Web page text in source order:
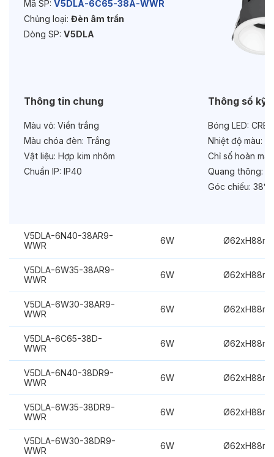
Độ bền & tùy chọn mở rộng
Chức năng:Dimmer 1-10V
Mã SP: V5DLA-6C65-38A-WWR
Chủng loại: Đèn âm trần
Dòng SP: V5DLA
Thông tin chung
Màu vỏ: Viền trắng
Màu chóa đèn: Trắng
Vật liệu: Hợp kim nhôm
Chuẩn IP: IP40
Thông số kỹ
Bóng LED:
Nhiệt độ màu:
Chỉ số hoàn
Quang thông:
Góc chiếu: 38°
V5DLA-6N40-38AR9-
WWR
6W
V5DLA-6W35-38AR9-
WWR
6W
V5DLA-6W30-38AR9-
WWR
6W
V5DLA-6C65-38D-
WWR
6W
V5DLA-6N40-38DR9-
WWR
6W
V5DLA-6W35-38DR9-
WWR
6W
V5DLA-6W30-38DR9-
WWR
6W